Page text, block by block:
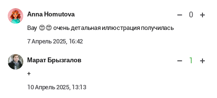
Anna Homutova 0
Вау 😍😍 очень детальная иллюстрация получилась
7 Апрель 2025, 16:42
Марат Брызгалов 1
+
10 Апрель 2025, 13:13